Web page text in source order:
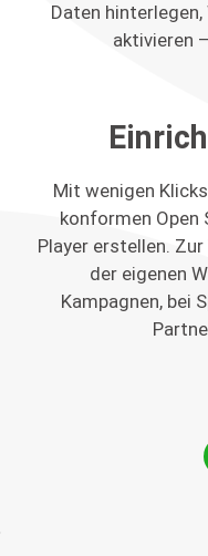
Daten
aktivieren
Mit wenigen
konformen Open
Player erstellen.
der eigenen
Kampagnen, bei